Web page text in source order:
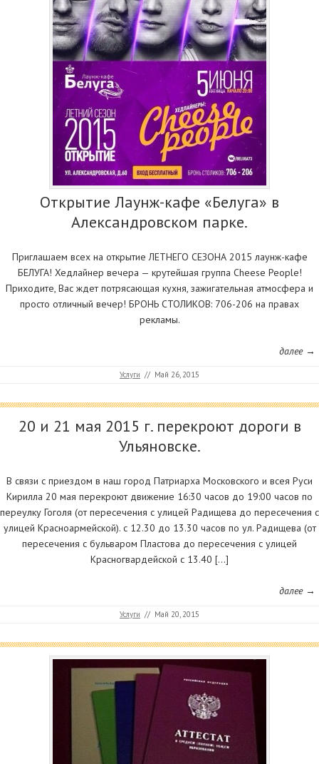
Открытие Лаунж-кафе «Белуга» в
Александровском парке.
Приглашаем всех на открытие ЛЕТНЕГО СЕЗОНА 2015 лаунж-кафе
БЕЛУГА! Хедлайнер вечера — крутейшая группа Cheese People!
Приходите, Вас ждет потрясающая кухня, зажигательная атмосфера и
просто отличный вечер! БРОНЬ СТОЛИКОВ: 706-206 на правах
рекламы.
далее →
Услуги // Май 26, 2015
20 и 21 мая 2015 г. перекроют дороги в
Ульяновске.
В связи с приездом в наш город Патриарха Московского и всея Руси
Кирилла 20 мая перекроют движение 16:30 часов до 19:00 часов по
переулку Гоголя (от пересечения с улицей Радищева до пересечения с
улицей Красноармейской). с 12.30 до 13.30 часов по ул. Радищева (от
пересечения с бульваром Пластова до пересечения с улицей
Красногвардейской с 13.40 […]
далее →
Услуги // Май 20, 2015